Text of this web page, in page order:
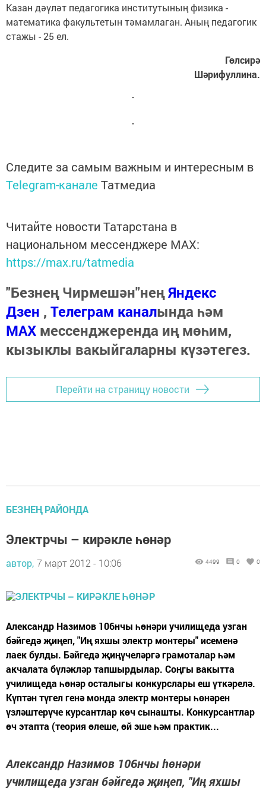
Казан дәүләт педагогика институтының физика -
математика факультетын тәмамлаган. Аның педагогик
стажы - 25 ел.
Гөлсирә
Шәрифуллина.
Следите за самым важным и интересным в
Telegram-канале Татмедиа
Читайте новости Татарстана в
национальном мессенджере MАХ:
https://max.ru/tatmedia
"Безнең Чирмешән"неңЯндекс
Дзен , Телеграм каналында һәм
МАХ мессенджеренда иң мөһим,
кызыклы вакыйгаларны күзәтегез.
Перейти на страницу новости
БЕЗНЕҢ РАЙОНДА
Электрчы – кирәкле һөнәр
автор, 7 март 2012 - 10:06 4499 0 0
Александр Назимов 106нчы һөнәри училищеда узган
бәйгедә җиңеп, "Иң яхшы электр монтеры" исеменә
лаек булды. Бәйгедә җиңүчеләргә грамоталар һәм
акчалата бүләкләр тапшырдылар. Соңгы вакытта
училищеда һөнәр осталыгы конкурслары еш үткәрелә.
Күптән түгел генә монда электр монтеры һөнәрен
үзләштерүче курсантлар көч сынашты. Конкурсантлар
өч этапта (теория өлеше, өй эше һәм практик...
Александр Назимов 106нчы һөнәри
училищеда узган бәйгедә җиңеп, "Иң яхшы